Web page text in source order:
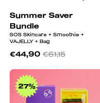
Summer Saver
Bundle
SOS Skincare + Smoothie +
VAJELLY + Bag
€44,90 €61,15
Ready
Set
27%